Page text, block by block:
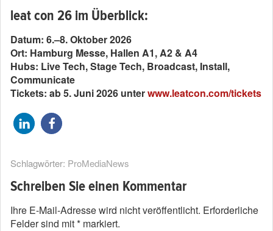
leat con 26 im Überblick:
Datum: 6.–8. Oktober 2026
Ort: Hamburg Messe, Hallen A1, A2 & A4
Hubs: Live Tech, Stage Tech, Broadcast, Install,
Communicate
Tickets: ab 5. Juni 2026 unterwww.leatcon.com/tickets
Schlagwörter: ProMediaNews
Schreiben Sie einen Kommentar
Ihre E-Mail-Adresse wird nicht veröffentlicht. Erforderliche
Felder sind mit* markiert.